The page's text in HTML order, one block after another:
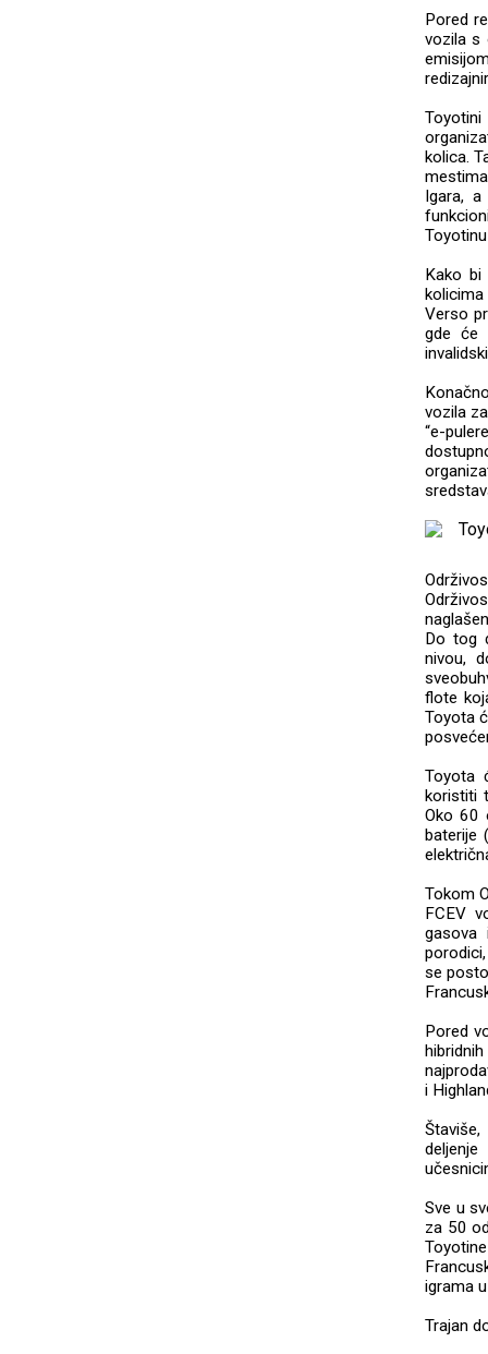
Pored
vozila s
kolica.
Igara,
Kako bi
Verso
gde će
vozila
“e-
Do tog
nivou,
flote
Toyota
Toyota
koristiti
Oko 60
baterije
Tokom
FCEV
gasova
se
Pored
i
Sve u
za 50
igrama
Trajan